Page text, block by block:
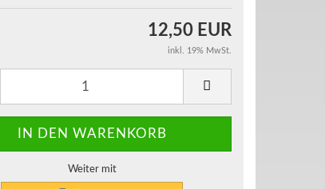
12,50 EUR
inkl. 19% MwSt.
Weiter mit